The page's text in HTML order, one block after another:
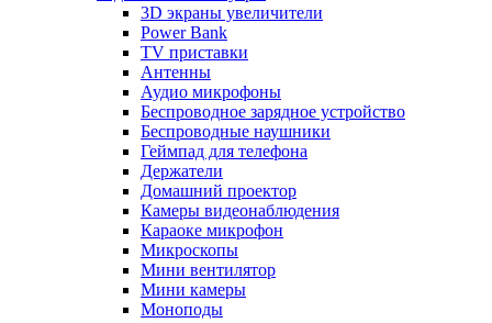
3D экраны увеличители
Power Bank
TV приставки
Антенны
Аудио микрофоны
Беспроводное зарядное устройство
Беспроводные наушники
Геймпад для телефона
Держатели
Домашний проектор
Камеры видеонаблюдения
Караоке микрофон
Микроскопы
Мини вентилятор
Мини камеры
Моноподы